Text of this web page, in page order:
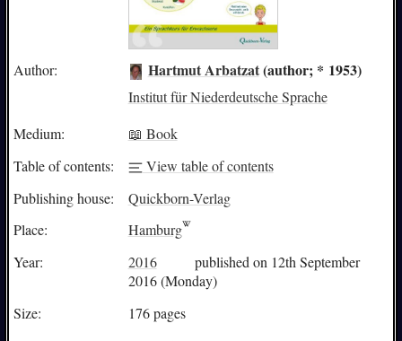
Author: Hartmut Arbatzat(author; * 1953)
Institut für Niederdeutsche Sprache
Medium:
📖 Book
Table of contents:
View table of contents
Publishing house:
Quickborn-Verlag
Place:
Hamburg
Year:
2016
published on 12th September
2016 (Monday)
Size:
176 pages